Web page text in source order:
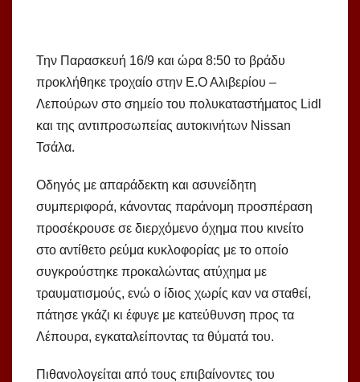
Την Παρασκευή 16/9 και ώρα 8:50 το βράδυ
προκλήθηκε τροχαίο στην Ε.Ο Αλιβερίου –
Λεπούρων στο σημείο του πολυκαταστήματος Lidl
και της αντιπροσωπείας αυτοκινήτων Nissan
Τσάλα.
Οδηγός με απαράδεκτη και ασυνείδητη
συμπεριφορά, κάνοντας παράνομη προσπέραση
προσέκρουσε σε διερχόμενο όχημα που κινείτο
στο αντίθετο ρεύμα κυκλοφορίας με το οποίο
συγκρούστηκε προκαλώντας ατύχημα με
τραυματισμούς, ενώ ο ίδιος χωρίς καν να σταθεί,
πάτησε γκάζι κι έφυγε με κατεύθυνση προς τα
Λέπουρα, εγκαταλείποντας τα θύματά του.
Πιθανολογείται από τους επιβαίνοντες του